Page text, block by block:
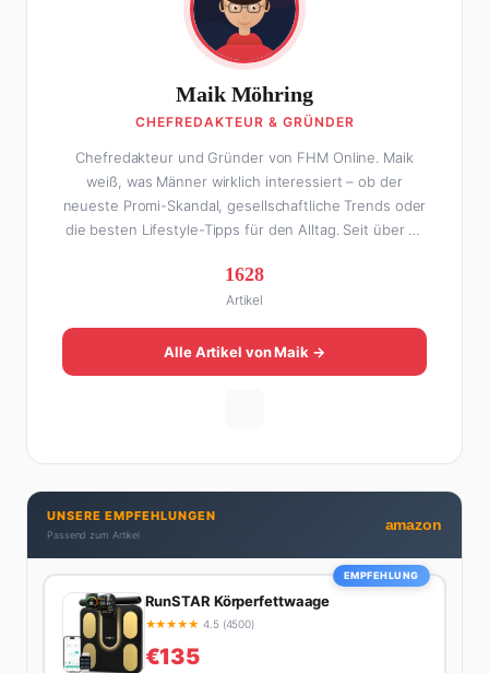
Maik Möhring
CHEFREDAKTEUR & GRÜNDER
Chefredakteur und Gründer von FHM Online. Maik
weiß, was Männer wirklich interessiert – ob der
neueste Promi-Skandal, gesellschaftliche Trends oder
die besten Lifestyle-Tipps für den Alltag. Seit über 10
Online zu einer der führenden Männer-Lifestyle-
Plattformen im deutschsprachigen Raum aufgebaut.
Sein Weg dahin war alles andere als geradlinig: Die
eine Hälfte seines Lebens stand er in der
Gastronomie – mit allem, was dazugehört. Die andere
seine Artikel aus: direkt, unterhaltsam und immer nah
dran. Wenn Maik nicht gerade den heißesten Tratsch
aus der Promi-Welt aufspürt oder die besten
Lifestyle-Empfehlungen zusammenstellt, findet man
ihn beim Wandern in den Schweizer Alpen, am Grill
mit Freunden oder auf der Suche nach dem
perfekten Espresso. Sein Motto: Lieber einmal richtig
1628
Artikel
Alle Artikel von Maik →
UNSERE EMPFEHLUNGEN
Passend zum Artikel
amazon
EMPFEHLUNG
RunSTAR Körperfettwaage
★★★★★ 4.5 (4500)
€135